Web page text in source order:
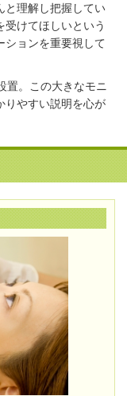
と理解し把握してい
けてほしいという
ションを重要視して
置。この大きなモニ
りやすい説明を心が